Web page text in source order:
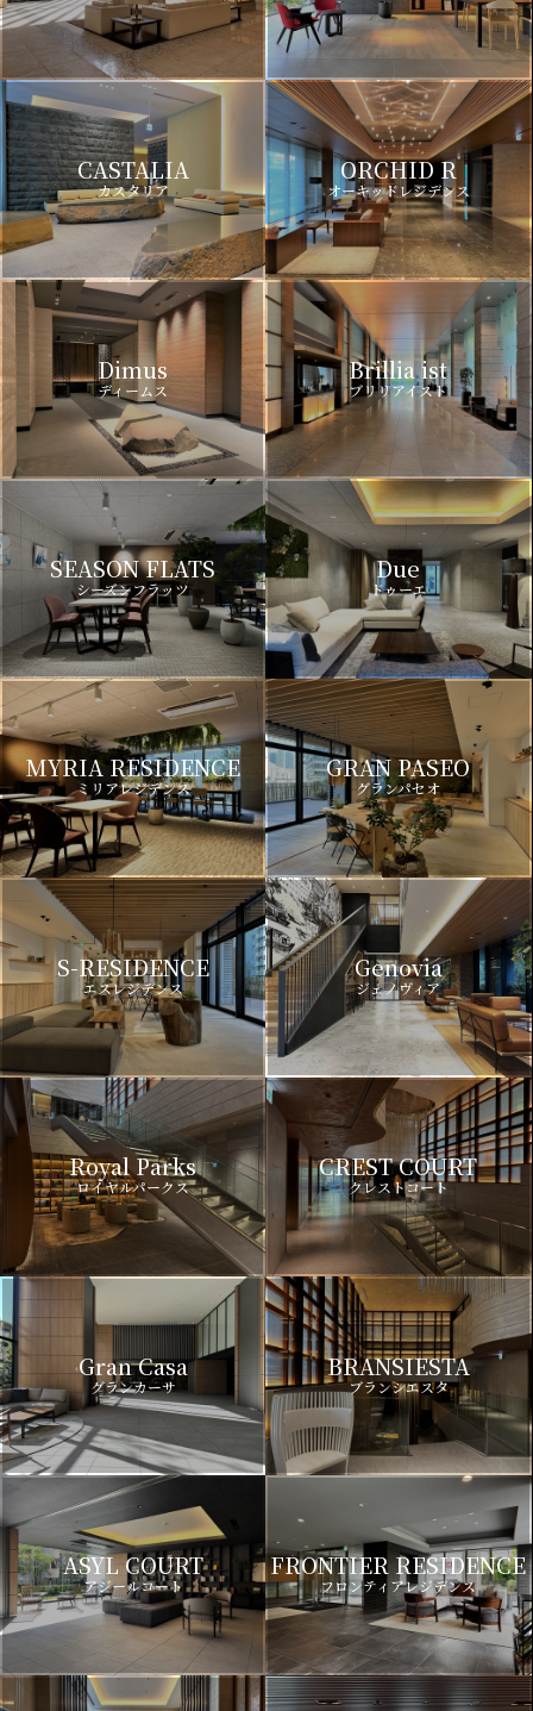
CASTALIA
カスタリア
ORCHID R
オーキッドレジデンス
Dimus
ディームス
Brillia ist
ブリリアイスト
SEASON FLATS
シーズンフラッツ
Due
ドゥーエ
MYRIA RESIDENCE
ミリアレジデンス
GRAN PASEO
グランパセオ
S-RESIDENCE
エスレジデンス
Genovia
ジェノヴィア
Royal Parks
ロイヤルパークス
CREST COURT
クレストコート
Gran Casa
グランカーサ
BRANSIESTA
ブランシエスタ
ASYL COURT
アジールコート
FRONTIER RESIDENCE
フロンティアレジデンス